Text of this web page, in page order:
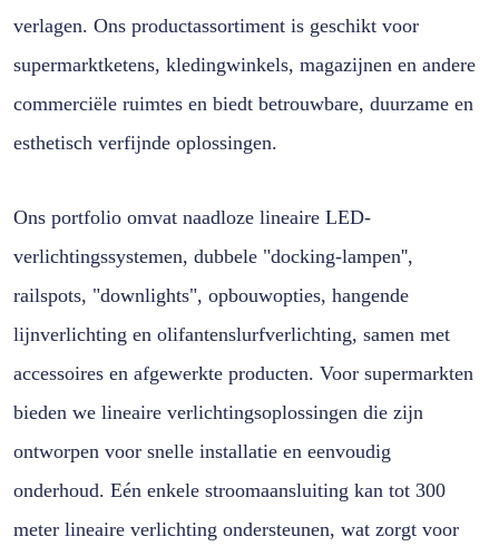
verlagen. Ons productassortiment is geschikt voor
supermarktketens, kledingwinkels, magazijnen en andere
commerciële ruimtes en biedt betrouwbare, duurzame en
esthetisch verfijnde oplossingen.
Ons portfolio omvat naadloze lineaire LED-
verlichtingssystemen, dubbele "docking-lampen'',
railspots, "downlights", opbouwopties, hangende
lijnverlichting en olifantenslurfverlichting, samen met
accessoires en afgewerkte producten. Voor supermarkten
bieden we lineaire verlichtingsoplossingen die zijn
ontworpen voor snelle installatie en eenvoudig
onderhoud. Eén enkele stroomaansluiting kan tot 300
meter lineaire verlichting ondersteunen, wat zorgt voor